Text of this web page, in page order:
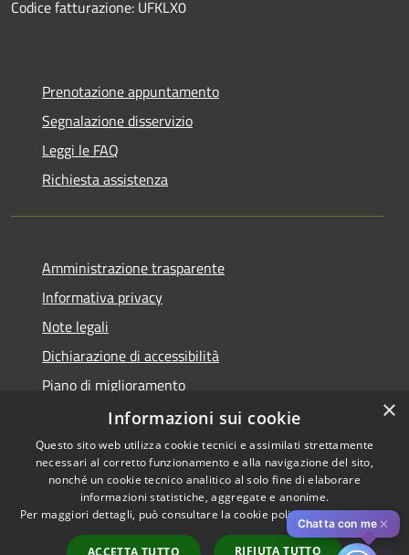
Codice fatturazione: UFKLX0
Prenotazione appuntamento
Segnalazione disservizio
Leggi le FAQ
Richiesta assistenza
Amministrazione trasparente
Informativa privacy
Note legali
Dichiarazione di accessibilità
Piano di miglioramento
Accessibilità
Privacy
Copyright © 2026 • Comune di
Cascina • Powered by
Municipium•Accesso
redazione
Chatta con me ✕
×
Informazioni sui cookie
Questo sito web utilizza cookie tecnici e assimilati strettamente
necessari al corretto funzionamento e alla navigazione del sito,
nonché un cookie tecnico analitico al solo fine di elaborare
informazioni statistiche, aggregate e anonime.
Per maggiori dettagli, può consultare la cookie policy al seguentelink
ACCETTA TUTTO RIFIUTA TUTTO